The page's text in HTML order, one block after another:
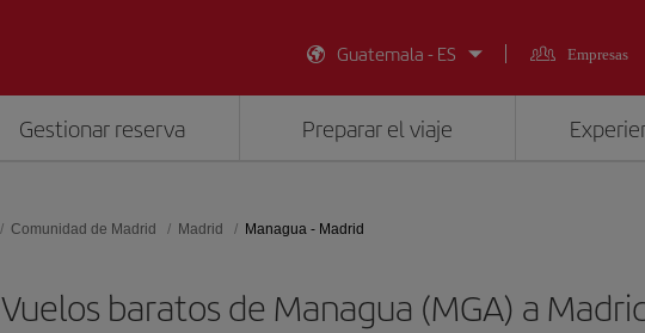
Guatemala - ES
Empresas
Gestionar reserva Preparar el viaje
Comunidad de Madrid Madrid Managua - Madrid
Vuelos baratos de Managua (MGA) a